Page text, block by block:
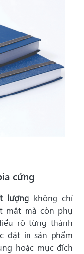
cứng
lượng không chỉ
mắt mà còn phụ
rõ từng thành
đặt in sản phẩm
hoặc mục đích